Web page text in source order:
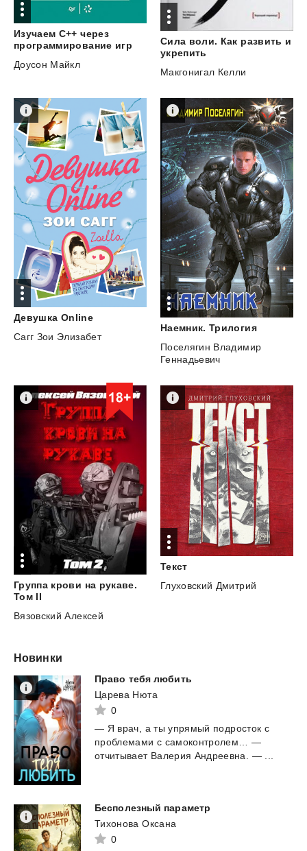
Изучаем C++ через
программирование игр
Доусон Майкл
Сила воли. Как развить и
укрепить
Макгонигал Келли
Девушка Online
Сагг Зои Элизабет
Наемник. Трилогия
Поселягин Владимир
Геннадьевич
Группа крови на рукаве.
Том II
Вязовский Алексей
Текст
Глуховский Дмитрий
Новинки
Право тебя любить
Царева Нюта
0
— Я врач, а ты упрямый подросток с
проблемами с самоконтролем… —
отчитывает Валерия Андреевна. — ...
Бесполезный параметр
Тихонова Оксана
0